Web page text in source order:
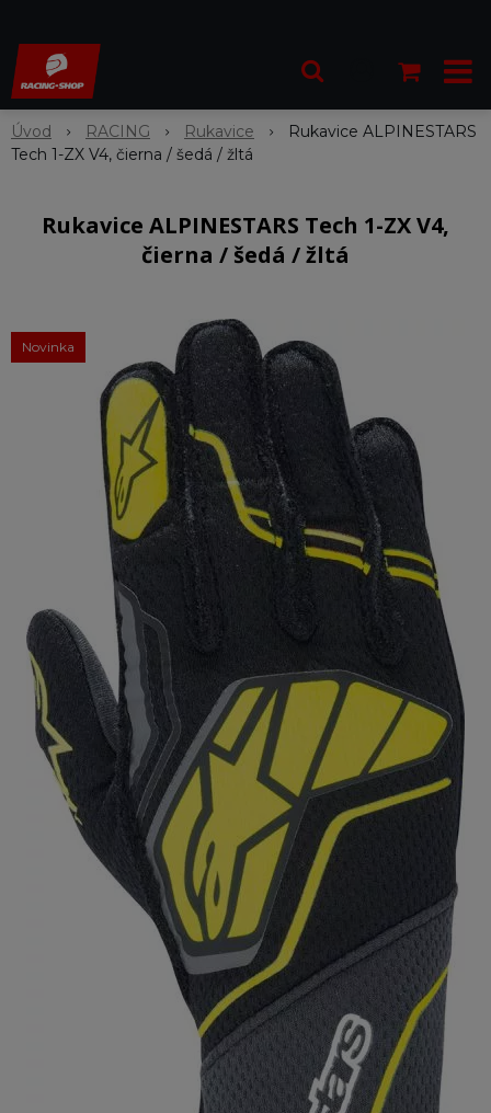
Úvod RACING Rukavice
Rukavice ALPINESTARS
Tech 1-ZX V4, čierna / šedá / žltá
Rukavice ALPINESTARS Tech 1-ZX V4,
čierna / šedá / žltá
Novinka